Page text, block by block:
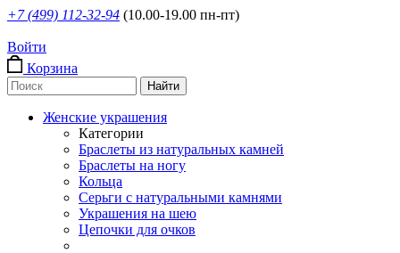
+7 (499) 112-32-94 (10.00-19.00 пн-пт)
Войти
Корзина
Женские украшения
Категории
Браслеты из натуральных камней
Браслеты на ногу
Кольца
Серьги с натуральными камнями
Украшения на шею
Цепочки для очков